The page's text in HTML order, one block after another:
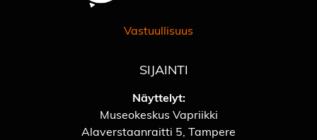
Vastuullisuus
SIJAINTI
Näyttelyt:
Museokeskus Vapriikki
Alaverstaanraitti 5, Tampere